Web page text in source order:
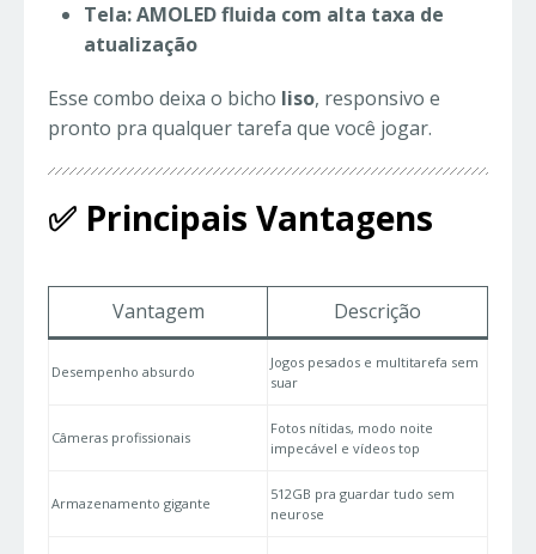
Tela: AMOLED fluida com alta taxa de
atualização
Esse combo deixa o bicho liso, responsivo e
pronto pra qualquer tarefa que você jogar.
✅ Principais Vantagens
Vantagem Descrição
Desempenho absurdo
Jogos pesados e multitarefa sem
suar
Câmeras profissionais
Fotos nítidas, modo noite
impecável e vídeos top
Armazenamento gigante
512GB pra guardar tudo sem
neurose